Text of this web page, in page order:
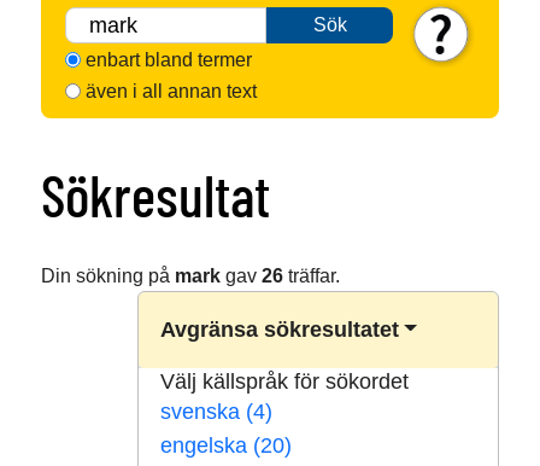
Sök
enbart bland termer
även i all annan text
Sökresultat
Din sökning på markgav 26träffar.
Avgränsa sökresultatet
Välj källspråk för sökordet
svenska (4)
engelska (20)